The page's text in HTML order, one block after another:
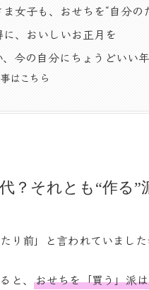
女子も、おせちを“自分の
、おいしいお正月を
今の自分にちょうどいい
はこちら
？それとも“作る”
り前」と言われていまし
と、 おせちを「買う」派